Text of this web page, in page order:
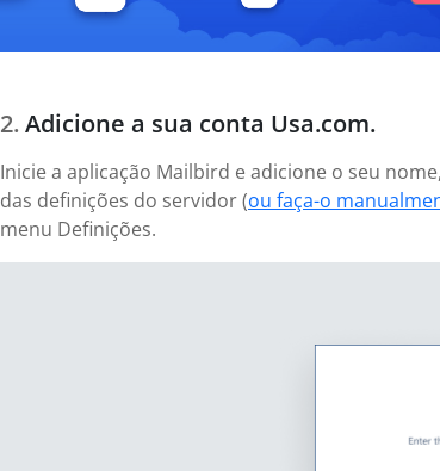
Adicione a sua conta Usa.com.
Inicie a aplicação Mailbird e adicione o seu
das definições do servidor (ou faça-o
menu Definições.